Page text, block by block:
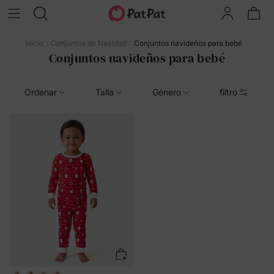
Inicio Conjuntos de Navidad Conjuntos navideños para bebé
Conjuntos navideños para bebé
Ordenar Talla Género filtro